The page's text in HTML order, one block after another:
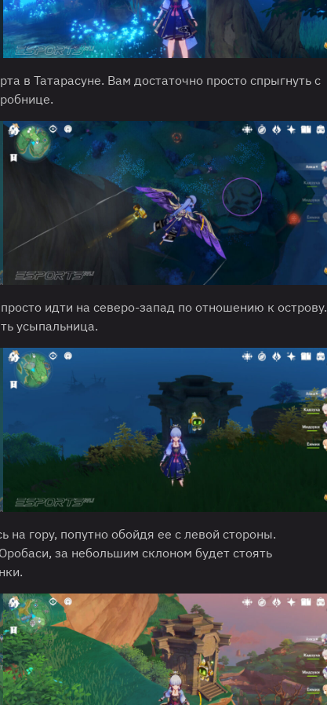
в Татарасуне. Вам достаточно просто спрыгнуть с
идти на северо-запад по отношению к острову.
усыпальница.
гору, попутно обойдя ее с левой стороны.
за небольшим склоном будет стоять